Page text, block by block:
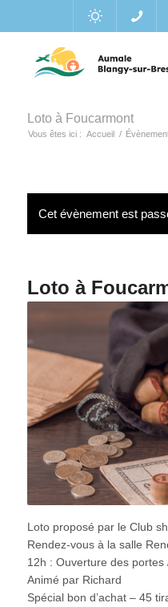
Loto à Foucarmont
Vous êtes ici : Accueil /
Cet évènement est
Loto à
Loto proposé par le Club
Rendez-vous à la salle
12h : Ouverture des
Animé par Richard
Spécial bon d’achat – 45